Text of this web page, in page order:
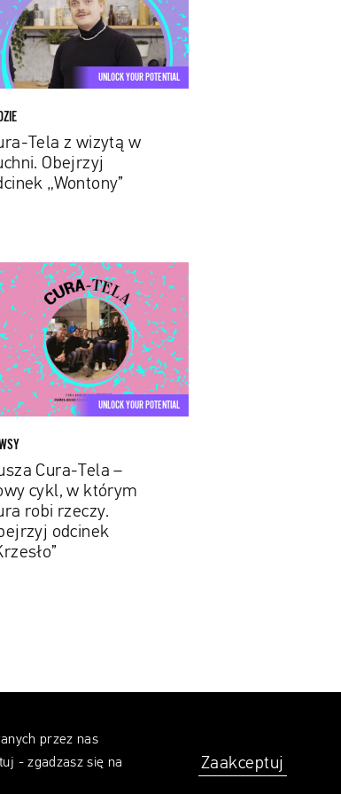
UNLOCK YOUR POTENTIAL
Tela z wizytą w
Obejrzyj
„Wontony”
UNLOCK YOUR POTENTIAL
Cura-Tela –
cykl, w którym
robi rzeczy.
odcinek
przez nas
- zgadzasz się na
Zaakceptuj